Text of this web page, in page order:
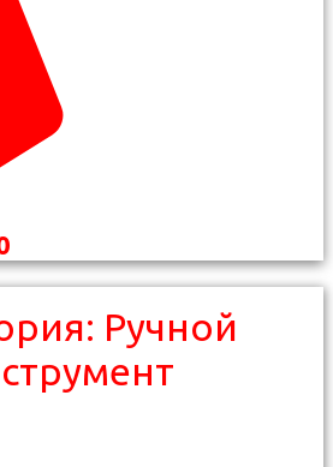
Ручной